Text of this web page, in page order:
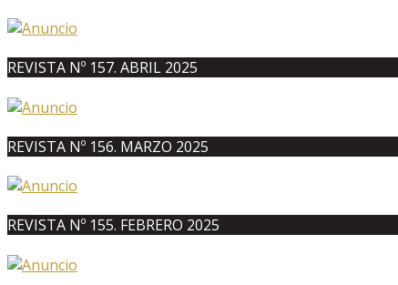
REVISTA Nº 157. ABRIL 2025
REVISTA Nº 156. MARZO 2025
REVISTA Nº 155. FEBRERO 2025